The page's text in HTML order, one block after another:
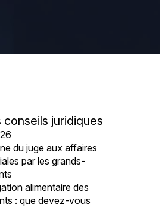
conseils juridiques
du juge aux affaires
par les grands-
alimentaire des
: que devez-vous